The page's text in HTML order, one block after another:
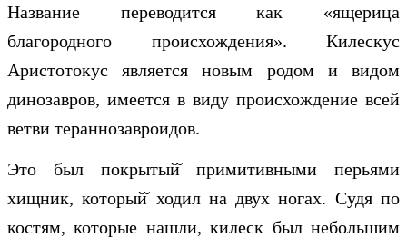
Название переводится как «ящерица
благородного происхождения». Килескус
Аристотокус является новым родом и видом
динозавров, имеется в виду происхождение всей
ветви тераннозавроидов.
Это был покрытый̆ примитивными перьями
хищник, который̆ ходил на двух ногах. Судя по
костям, которые нашли, килеск был небольшим